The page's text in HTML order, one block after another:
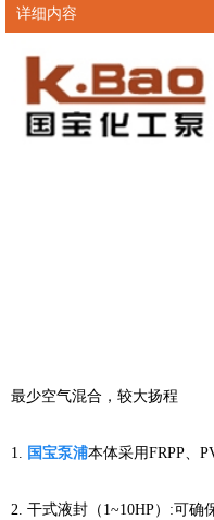
详细内容
最少空气混合，较大扬程
1. 国宝泵浦本体采用FRPP、
2. 干式液封（1~10HP）:可确